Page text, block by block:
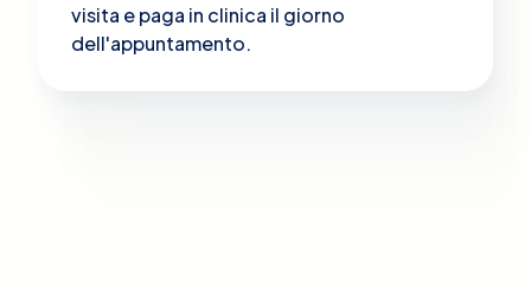
visita e paga in clinica il giorno
dell'appuntamento.